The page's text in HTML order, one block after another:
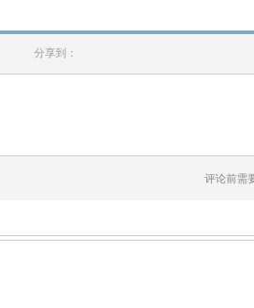
分享到：
评论前需